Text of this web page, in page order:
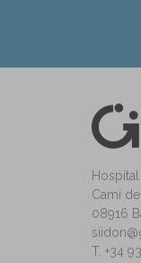
Camí
08916
T. +34